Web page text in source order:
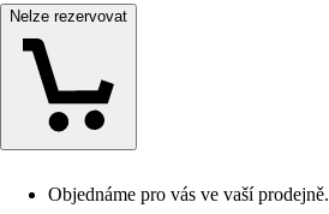
Nelze rezervovat
Objednáme pro vás ve vaší prodejně.